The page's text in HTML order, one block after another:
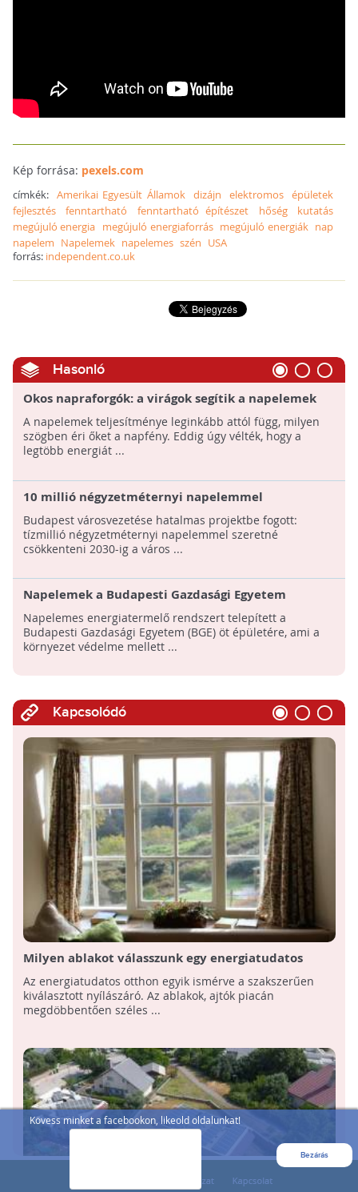
Kövess minket a facebookon, likeold oldalunkat!
Bezárás
Kép forrása: pexels.com
címkék:Amerikai Egyesült Államok dizájn elektromos épületek
fejlesztés
fenntartható fenntartható építészet hőség
kutatás
megújuló energia megújuló energiaforrás megújuló energiák nap
napelem Napelemek napelemes szén USA
forrás: independent.co.uk
Hasonló
Okos napraforgók: a virágok segítik a napelemek
fejlesztését
A napelemek teljesítménye leginkább attól függ, milyen
szögben éri őket a napfény. Eddig úgy vélték, hogy a
legtöbb energiát ...
10 millió négyzetméternyi napelemmel
csökkentenék a budapesti károsanyagkibocsátást
Budapest városvezetése hatalmas projektbe fogott:
tízmillió négyzetméternyi napelemmel szeretné
csökkenteni 2030-ig a város ...
Napelemek a Budapesti Gazdasági Egyetem
épületein
Napelemes energiatermelő rendszert telepített a
Budapesti Gazdasági Egyetem (BGE) öt épületére, ami a
környezet védelme mellett ...
Kapcsolódó
Milyen ablakot válasszunk egy energiatudatos
otthonba?
Az energiatudatos otthon egyik ismérve a szakszerűen
kiválasztott nyílászáró. Az ablakok, ajtók piacán
megdöbbentően széles ...